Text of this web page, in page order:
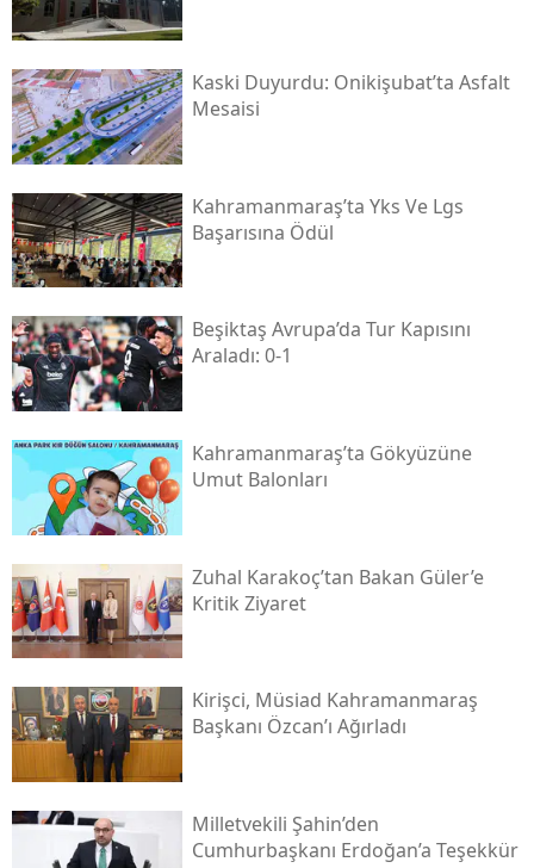
Kaski̇ Duyurdu: Onikişubat’ta Asfalt
Mesaisi
Kahramanmaraş’ta Yks Ve Lgs
Başarısına Ödül
Beşiktaş Avrupa’da Tur Kapısını
Araladı: 0-1
Kahramanmaraş’ta Gökyüzüne
Umut Balonları
Zuhal Karakoç’tan Bakan Güler’e
Kritik Ziyaret
Kirişci, Müsi̇ad Kahramanmaraş
Başkanı Özcan’ı Ağırladı
Milletvekili Şahin’den
Cumhurbaşkanı Erdoğan’a Teşekkür